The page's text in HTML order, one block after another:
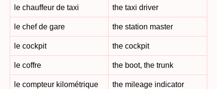
le chauffeur de taxi the taxi driver
le chef de gare the station master
le cockpit the cockpit
le coffre the boot, the trunk
le compteur kilométrique the mileage indicator